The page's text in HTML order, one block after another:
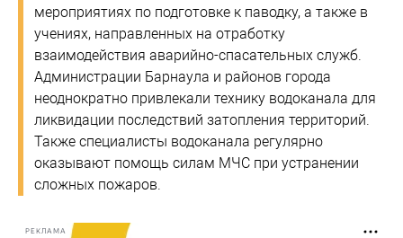
мероприятиях по подготовке к паводку, а также в
учениях, направленных на отработку
взаимодействия аварийно-спасательных служб.
Администрации Барнаула и районов города
неоднократно привлекали технику водоканала для
ликвидации последствий затопления территорий.
Также специалисты водоканала регулярно
оказывают помощь силам МЧС при устранении
сложных пожаров.
РЕКЛАМА